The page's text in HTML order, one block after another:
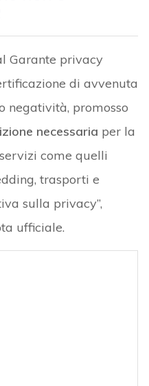
Garante privacy
di avvenuta
negatività, promosso
necessaria per la
come quelli
trasporti e
sulla privacy”,
ufficiale.